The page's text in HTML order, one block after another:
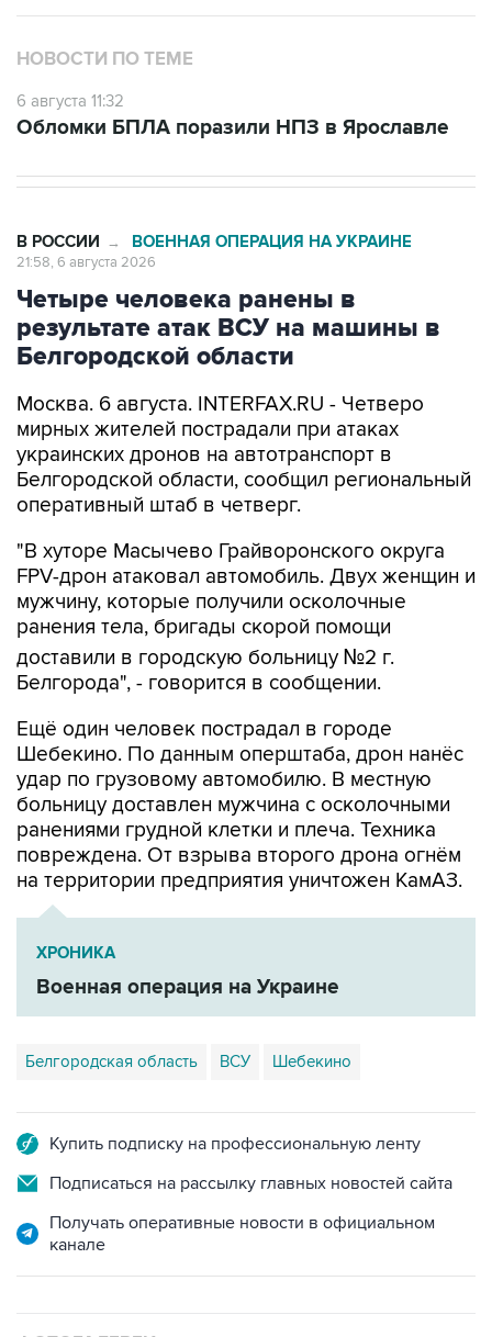
НОВОСТИ ПО ТЕМЕ
6 августа 11:32
Обломки БПЛА поразили НПЗ в Ярославле
В РОССИИ → ВОЕННАЯ ОПЕРАЦИЯ НА УКРАИНЕ
21:58, 6 августа 2026
Четыре человека ранены в
результате атак ВСУ на машины в
Белгородской области
Москва. 6 августа. INTERFAX.RU - Четверо
мирных жителей пострадали при атаках
украинских дронов на автотранспорт в
Белгородской области, сообщил региональный
оперативный штаб в четверг.
"В хуторе Масычево Грайворонского округа
FPV-дрон атаковал автомобиль. Двух женщин и
мужчину, которые получили осколочные
ранения тела, бригады скорой помощи
доставили в городскую больницу №2 г.
Белгорода", - говорится в сообщении.
Ещё один человек пострадал в городе
Шебекино. По данным оперштаба, дрон нанёс
удар по грузовому автомобилю. В местную
больницу доставлен мужчина с осколочными
ранениями грудной клетки и плеча. Техника
повреждена. От взрыва второго дрона огнём
на территории предприятия уничтожен КамАЗ.
ХРОНИКА
Военная операция на Украине
Белгородская область ВСУ Шебекино
Купить подписку на профессиональную ленту
Подписаться на рассылку главных новостей сайта
Получать оперативные новости в официальном
канале